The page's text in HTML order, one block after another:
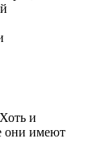
и
они имеют